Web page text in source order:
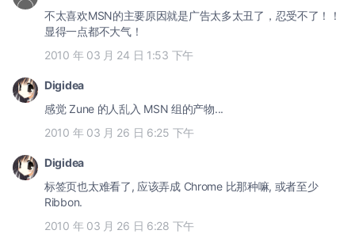
不太喜欢MSN的主要原因就是广告太多太丑了，忍受不了！！
显得一点都不大气！
2010 年 03 月 24 日 1:53 下午
Digidea
感觉 Zune 的人乱入 MSN 组的产物...
2010 年 03 月 26 日 6:25 下午
Digidea
标签页也太难看了, 应该弄成 Chrome 比那种嘛, 或者至少
Ribbon.
2010 年 03 月 26 日 6:28 下午